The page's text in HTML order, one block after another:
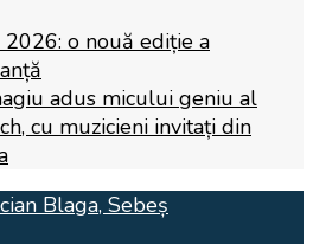
o nouă ediție a
adus micului geniu al
cu muzicieni invitați din